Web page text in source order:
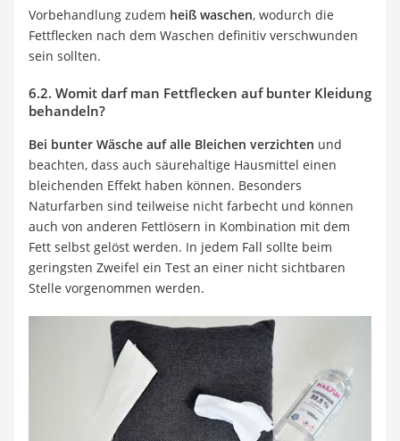
Vorbehandlung zudem heiß waschen, wodurch die
Fettflecken nach dem Waschen definitiv verschwunden
sein sollten.
6.2. Womit darf man Fettflecken auf bunter Kleidung
behandeln?
Bei bunter Wäsche auf alle Bleichen verzichten und
beachten, dass auch säurehaltige Hausmittel einen
bleichenden Effekt haben können. Besonders
Naturfarben sind teilweise nicht farbecht und können
auch von anderen Fettlösern in Kombination mit dem
Fett selbst gelöst werden. In jedem Fall sollte beim
geringsten Zweifel ein Test an einer nicht sichtbaren
Stelle vorgenommen werden.